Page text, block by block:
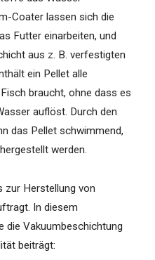
Coater lassen sich die
Futter einarbeiten, und
aus z. B. verfestigten
ein Pellet alle
braucht, ohne dass es
auflöst. Durch den
das Pellet schwimmend,
werden.
zur Herstellung von
In diesem
die Vakuumbeschichtung
beiträgt: